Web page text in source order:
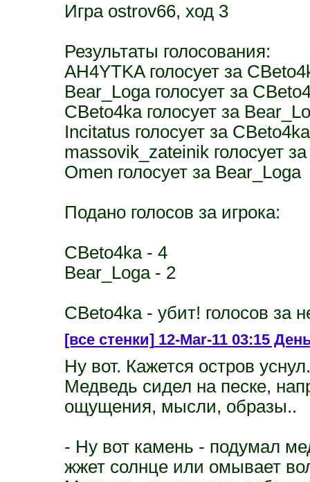
Игра ostrov66, ход 3
Результаты голосования:
AH4YTKA голосует за
Bear_Loga голосует за
CBeto4ka голосует за
Incitatus голосует за CBeto4ka
massovik_zateinik голосует
Omen голосует за Bear_Loga
Подано голосов за игрока:
CBeto4ka - 4
Bear_Loga - 2
CBeto4ka - убит! голосов за
[все стенки]12-Mar-11 03:15
Ну вот. Кажется остров уснул.
Медведь сидел на песке,
ощущения, мысли, образы..
- Ну вот камень - подумал
жжет солнце или омывает